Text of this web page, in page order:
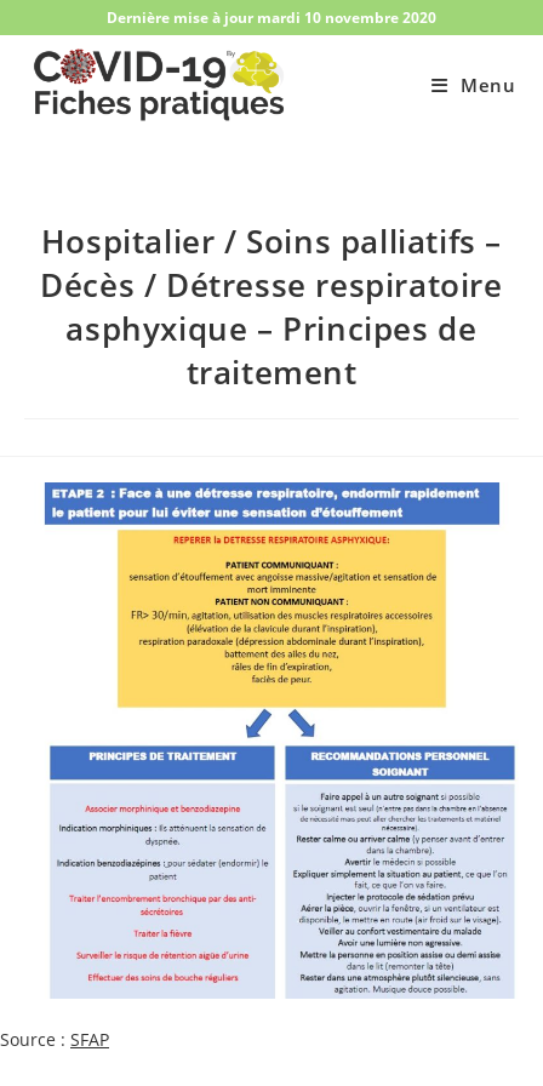
content
Dernière mise à jour mardi 10 novembre 2020
Menu
Hospitalier / Soins palliatifs –
Décès / Détresse respiratoire
asphyxique – Principes de
traitement
Source : SFAP